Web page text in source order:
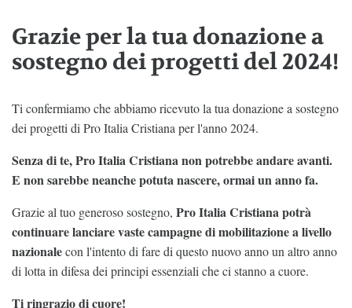
Grazie per la tua donazione a
sostegno dei progetti del 2024!
Ti confermiamo che abbiamo ricevuto la tua donazione a sostegno
dei progetti di Pro Italia Cristiana per l'anno 2024.
Senza di te, Pro Italia Cristiana non potrebbe andare avanti.
E non sarebbe neanche potuta nascere, ormai un anno fa.
Grazie al tuo generoso sostegno, Pro Italia Cristiana potrà
continuare lanciare vaste campagne di mobilitazione a livello
nazionalecon l'intento di fare di questo nuovo anno un altro anno
di lotta in difesa dei principi essenziali che ci stanno a cuore.
Ti ringrazio di cuore!